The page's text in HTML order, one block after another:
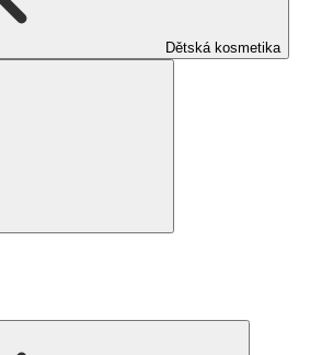
Dětská kosmetika